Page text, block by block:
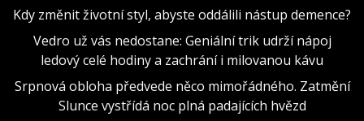
Kdy změnit životní styl, abyste oddálili nástup demence?
Vedro už vás nedostane: Geniální trik udrží nápoj
ledový celé hodiny a zachrání i milovanou kávu
Srpnová obloha předvede něco mimořádného. Zatmění
Slunce vystřídá noc plná padajících hvězd